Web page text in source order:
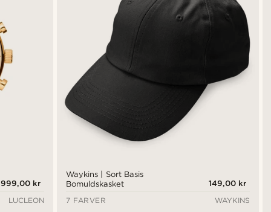
999,00 kr
LUCLEON
Waykins | Sort Basis
Bomuldskasket
149,00 kr
7 FARVER
WAYKINS